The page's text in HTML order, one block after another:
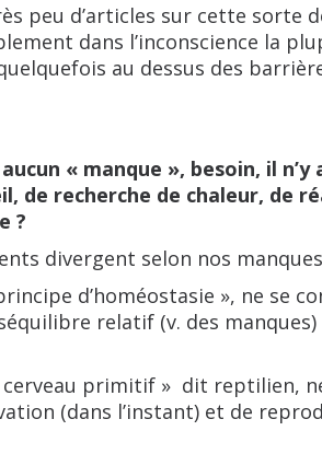
peu d’articles sur cette sorte
dans l’inconscience la
au dessus des
« manque », besoin, il n’y
de recherche de chaleur, de
?
divergent selon nos
d’homéostasie », ne se
relatif (v. des manques)
cerveau primitif » dit reptilien,
(dans l’instant) et de